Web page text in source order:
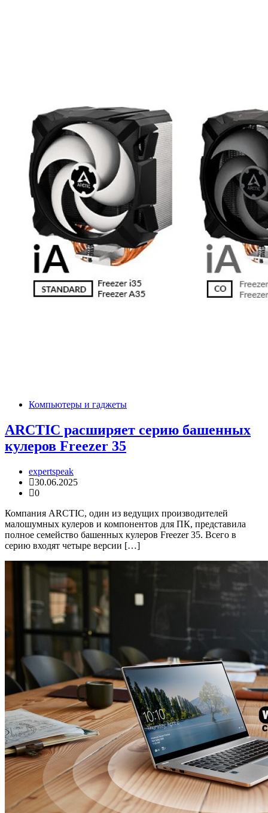
Компьютеры и гаджеты
ARCTIC расширяет серию башенных
кулеров Freezer 35
expertspeak
30.06.2025
0
Компания ARCTIC, один из ведущих производителей
малошумных кулеров и компонентов для ПК, представила
полное семейство башенных кулеров Freezer 35. Всего в
серию входят четыре версии […]